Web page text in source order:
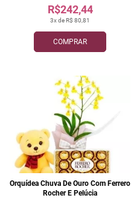
COMPRAR
3x de R$ 80,81
R$242,44
Orquídea Chuva De Ouro Com Ferrero
Rocher E Pelúcia